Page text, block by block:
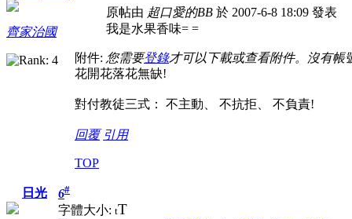
齊家治國
原帖由 超口愛的BB 於 2007-6-8 18:09 發表
我是水果香味= =
附件: 您需要登錄才可以下載或查看附件。沒有帳
花開花落花無缺!
對付教徒三式： 不主動、 不抗拒、 不負責!
回覆 引用
TOP
日光 6#
字體大小: tT